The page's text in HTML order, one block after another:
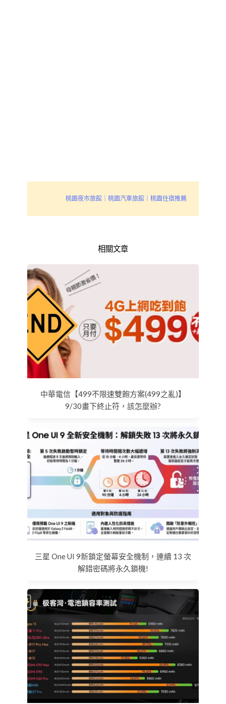
桃園夜市旅館｜桃園汽車旅館｜桃園住宿推薦
相關文章
中華電信【499不限速雙飽方案(499之亂)】
9/30畫下終止符，該怎麼辦?
三星 One UI 9新鎖定螢幕安全機制，連續 13 次
解錯密碼將永久鎖機!